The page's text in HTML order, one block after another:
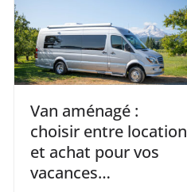
Van aménagé :
choisir entre location
et achat pour vos
vacances…